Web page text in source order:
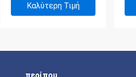
συγκομίζει MS06
Καλύτερη Τιμή